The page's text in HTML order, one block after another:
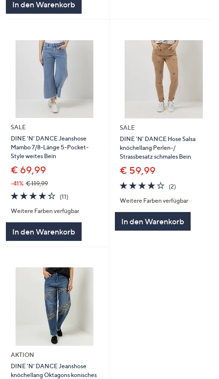
In den Warenkorb
SALE
DINE 'N' DANCE Jeanshose
Mambo 7/8-Länge 5-Pocket-
Style weites Bein
€ 69,99
-41% € 119,99
4.3
von
5
(11)11
Weitere Farben verfügbar
In den Warenkorb
SALE
DINE 'N' DANCE Hose Salsa
knöchellang Perlen-/
Strassbesatz schmales Bein
€ 59,99
4.0
von
5
(2)2
Weitere Farben verfügbar
In den Warenkorb
AKTION
DINE 'N' DANCE Jeanshose
knöchellang Oktagons konisches